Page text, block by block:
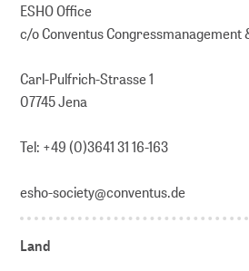
ESHO Office
c/o Conventus Congressmanagement
Carl-Pulfrich-Strasse 1
07745 Jena
Tel: +49 (0)3641 31 16-163
esho-society@conventus.de
Land